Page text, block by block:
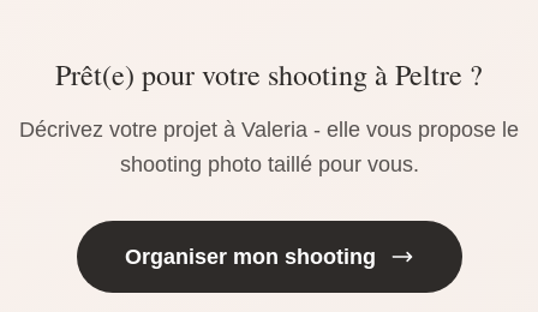
Prêt(e) pour votre shooting à Peltre ?
Décrivez votre projet à Valeria - elle vous propose le
shooting photo taillé pour vous.
Organiser mon shooting